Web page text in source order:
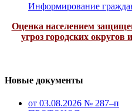
Информирование
Оценка населением
угроз городских
Новые документы
от 03.08.2026 № 287–п